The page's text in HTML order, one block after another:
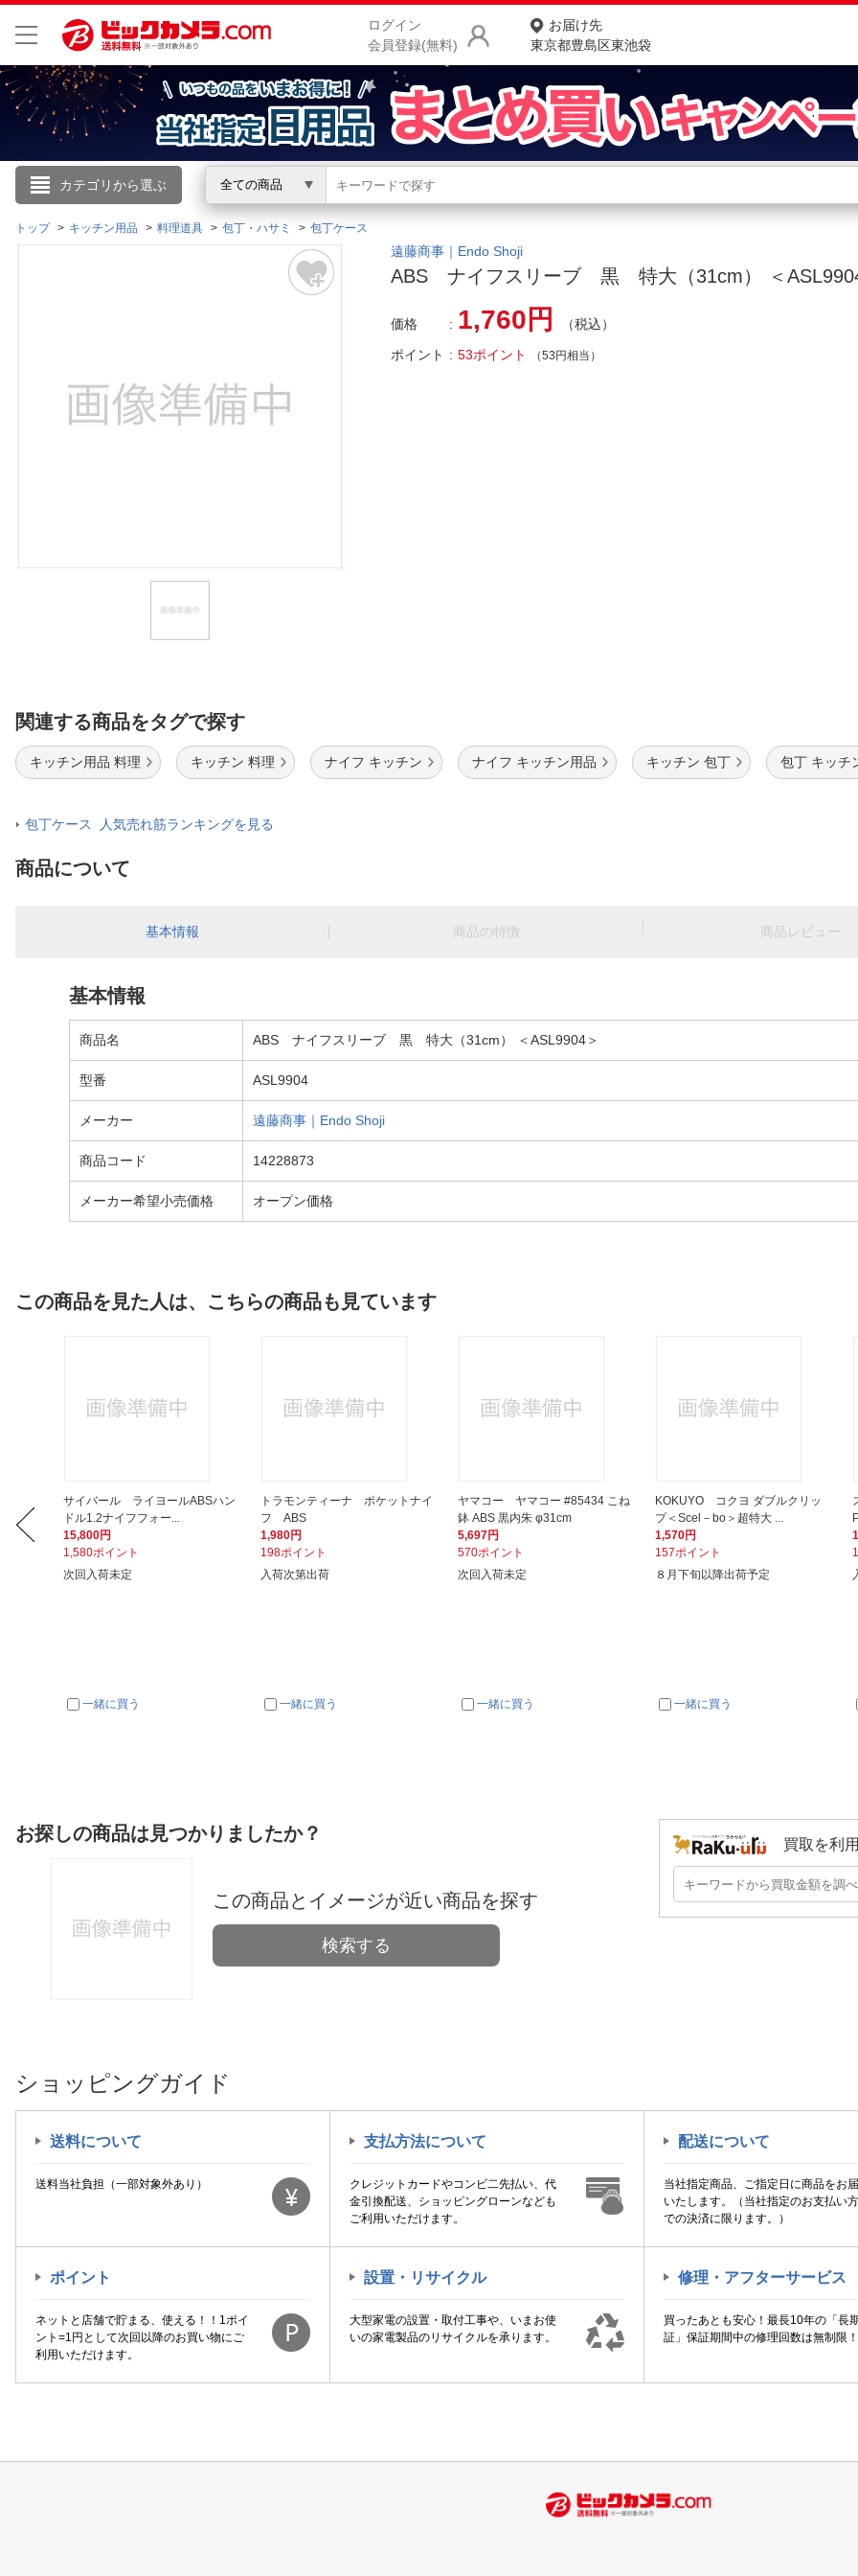
ログイン
会員登録(無料)
お届け先
東京都豊島区東池袋
カテゴリから選ぶ 全ての商品
こんにちは
ログイン
閲覧履歴
商品をさがす
ランキングからさがす
カテゴリ一覧からさがす
お客様サポート
トップ キッチン用品 料理道具 包丁・ハサミ 包丁ケース
遠藤商事｜Endo Shoji
ABS ナイフスリーブ 黒 特大（31cm） ＜
価格 1,760円
（税込）
ポイント
53ポイント （53円相当）
関連する商品をタグで探す
キッチン用品 料理 キッチン 料理 ナイフ キッチン ナイフ キッチン用品 キッチン 包丁 包丁 キッチ
包丁ケース 人気売れ筋ランキングを見る
商品について
基本情報 商品の特徴 商品レビュー
基本情報
商品名 ABS ナイフスリーブ 黒 特大（31cm） ＜ASL9904＞
型番 ASL9904
メーカー 遠藤商事｜Endo Shoji
商品コード 14228873
メーカー希望小売価格 オープン価格
この商品を見た人は、こちらの商品も見ています
サイバール ライヨールABSハン
ドル1.2ナイフフォー...
15,800円
1,580ポイント
次回入荷未定
一緒に買う
トラモンティーナ ポケットナイ
フ ABS
1,980円
198ポイント
入荷次第出荷
一緒に買う
ヤマコー ヤマコー #85434 こね
鉢 ABS 黒内朱 φ31cm
5,697円
570ポイント
次回入荷未定
一緒に買う
KOKUYO コクヨ ダブルクリッ
プ＜Scel－bo＞超特大 ...
1,570円
157ポイント
８月下旬以降出荷予定
一緒に買う
お探しの商品は見つかりましたか？
この商品とイメージが近い商品を探す
検索する
買取を利
ショッピングガイド
送料について
送料当社負担（一部対象外あり）
支払方法について
クレジットカードやコンビ二先払い、代
金引換配送、ショッピングローンなども
ご利用いただけます。
配送について
当社指定商品、ご指定日に商品をお
いたします。（当社指定のお支払い
での決済に限ります。）
ポイント
ネットと店舗で貯まる、使える！！1ポイ
ント=1円として次回以降のお買い物にご
利用いただけます。
設置・リサイクル
大型家電の設置・取付工事や、いまお使
いの家電製品のリサイクルを承ります。
修理・アフターサービス
買ったあとも安心！最長10年の「長
証」保証期間中の修理回数は無制限！